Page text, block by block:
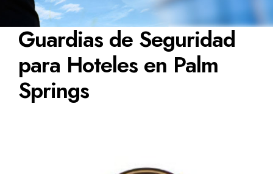
PREGUNTAS FRECUENTES
CONTÁCTANOS
Guardias de Seguridad
para Hoteles en Palm
Springs